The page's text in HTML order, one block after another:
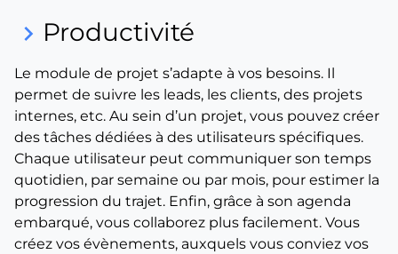
keyboard_arrow_right Productivité
Le module de projet s’adapte à vos besoins. Il
permet de suivre les leads, les clients, des projets
internes, etc. Au sein d’un projet, vous pouvez créer
des tâches dédiées à des utilisateurs spécifiques.
Chaque utilisateur peut communiquer son temps
quotidien, par semaine ou par mois, pour estimer la
progression du trajet. Enfin, grâce à son agenda
embarqué, vous collaborez plus facilement. Vous
créez vos évènements, auxquels vous conviez vos